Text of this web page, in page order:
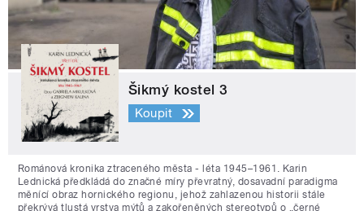
Šikmý kostel 3
Koupit
Románová kronika ztraceného města - léta 1945–1961. Karin
Lednická předkládá do značné míry převratný, dosavadní paradigma
měnící obraz hornického regionu, jehož zahlazenou historii stále
překrývá tlustá vrstva mýtů a zakořeněných stereotypů o „černé